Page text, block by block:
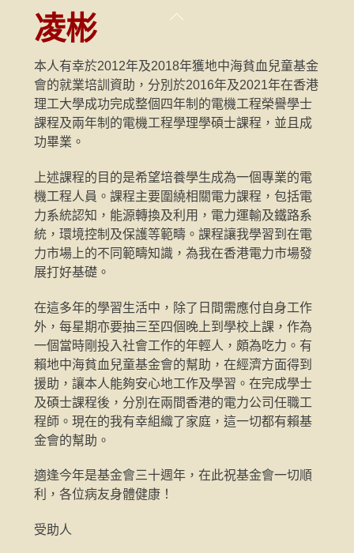
凌彬
本人有幸於2012年及2018年獲地中海貧血兒童基金
會的就業培訓資助，分別於2016年及2021年在香港
理工大學成功完成整個四年制的電機工程榮譽學士
課程及兩年制的電機工程學理學碩士課程，並且成
功畢業。
上述課程的目的是希望培養學生成為一個專業的電
機工程人員。課程主要圍繞相關電力課程，包括電
力系統認知，能源轉換及利用，電力運輸及鐵路系
統，環境控制及保護等範疇。課程讓我學習到在電
力市場上的不同範疇知識，為我在香港電力市場發
展打好基礎。
在這多年的學習生活中，除了日間需應付自身工作
外，每星期亦要抽三至四個晚上到學校上課，作為
一個當時剛投入社會工作的年輕人，頗為吃力。有
賴地中海貧血兒童基金會的幫助，在經濟方面得到
援助，讓本人能夠安心地工作及學習。在完成學士
及碩士課程後，分別在兩間香港的電力公司任職工
程師。現在的我有幸組織了家庭，這一切都有賴基
金會的幫助。
適逢今年是基金會三十週年，在此祝基金會一切順
利，各位病友身體健康！
受助人
Back